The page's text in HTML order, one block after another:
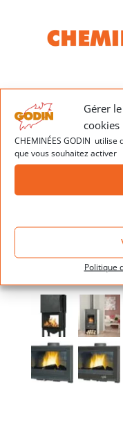
Gérer
cookies
CHEMINÉES GODIN
que vous souhaitez activer
Politique
CHRONOS
Dernières